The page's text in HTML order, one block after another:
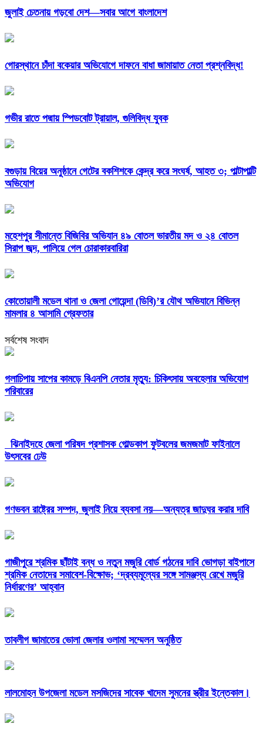
জুলাই চেতনায় গড়বো দেশ—সবার আগে বাংলাদেশ
গোরস্থানে চাঁদা বকেয়ার অভিযোগে দাফনে বাধা জামায়াত নেতা প্রশ্নবিদ্ধ!
গভীর রাতে পদ্মায় স্পিডবোট ট্রায়াল, গুলিবিদ্ধ যুবক
বগুড়ায় বিয়ের অনুষ্ঠানে গেটের বকশিশকে কেন্দ্র করে সংঘর্ষ, আহত ৩; পাল্টাপাল্টি
অভিযোগ
মহেশপুর সীমান্তে বিজিবির অভিযান ৪৯ বোতল ভারতীয় মদ ও ২৪ বোতল
সিরাপ জব্দ, পালিয়ে গেল চোরাকারবারিরা
কোতোয়ালী মডেল থানা ও জেলা গোয়েন্দা (ডিবি)’র যৌথ অভিযানে বিভিন্ন
মামলার ৪ আসামি গ্রেফতার
সর্বশেষ সংবাদ
গলাচিপায় সাপের কামড়ে বিএনপি নেতার মৃত্যু: চিকিৎসায় অবহেলার অভিযোগ
পরিবারের
ঝিনাইদহে জেলা পরিষদ প্রশাসক গোল্ডকাপ ফুটবলের জমজমাট ফাইনালে
উৎসবের ঢেউ
গণভবন রাষ্ট্রের সম্পদ, জুলাই নিয়ে ব্যবসা নয়—অন্যত্র জাদুঘর করার দাবি
গাজীপুরে শ্রমিক ছাঁটাই বন্ধ ও নতুন মজুরি বোর্ড গঠনের দাবি ভোগড়া বাইপাসে
শ্রমিক নেতাদের সমাবেশ-বিক্ষোভ; ‘দ্রব্যমূল্যের সঙ্গে সামঞ্জস্য রেখে মজুরি
নির্ধারণের’ আহ্বান
তাবলীগ জামাতের ভোলা জেলার ওলামা সম্মেলন অনুষ্ঠিত
লালমোহন উপজেলা মডেল মসজিদের সাবেক খাদেম সুমনের স্ত্রীর ইন্তেকাল।